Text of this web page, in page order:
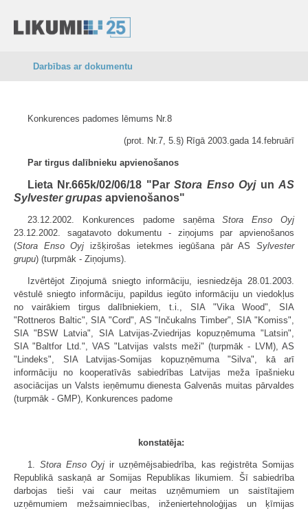
Darbības ar dokumentu
Konkurences padomes lēmums Nr.8
(prot. Nr.7, 5.§) Rīgā 2003.gada 14.februārī
Par tirgus dalībnieku apvienošanos
Lieta Nr.665k/02/06/18 "ParStora Enso OyjunAS
Sylvester grupas apvienošanos"
23.12.2002. Konkurences padome saņēmaStora Enso Oyj
23.12.2002. sagatavoto dokumentu - ziņojums par apvienošanos
(Stora Enso Oyj izšķirošas ietekmes iegūšana pār AS Sylvester
grupu) (turpmāk - Ziņojums).
Izvērtējot Ziņojumā sniegto informāciju, iesniedzēja 28.01.2003.
vēstulē sniegto informāciju, papildus iegūto informāciju un viedokļus
no vairākiem tirgus dalībniekiem, t.i., SIA "Vika Wood", SIA
"Rottneros Baltic", SIA "Cord", AS "Inčukalns Timber", SIA "Komiss",
SIA "BSW Latvia", SIA Latvijas-Zviedrijas kopuzņēmuma "Latsin",
SIA "Baltfor Ltd.", VAS "Latvijas valsts meži" (turpmāk - LVM), AS
"Lindeks", SIA Latvijas-Somijas kopuzņēmuma "Silva", kā arī
informāciju no kooperatīvās sabiedrības Latvijas meža īpašnieku
asociācijas un Valsts ieņēmumu dienesta Galvenās muitas pārvaldes
(turpmāk - GMP), Konkurences padome
konstatēja:
1. Stora Enso Oyj ir uzņēmējsabiedrība, kas reģistrēta Somijas
Republikā saskaņā ar Somijas Republikas likumiem. Šī sabiedrība
darbojas tieši vai caur meitas uzņēmumiem un saistītajiem
uzņēmumiem mežsaimniecības, inženiertehnoloģijas un ķīmijas